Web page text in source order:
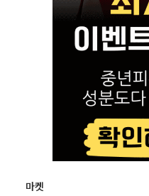
마켓